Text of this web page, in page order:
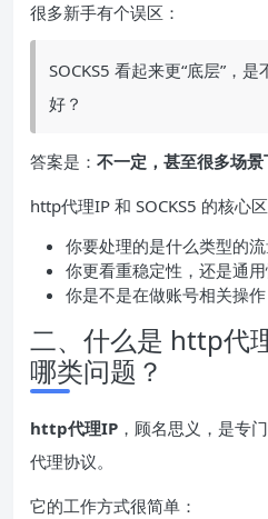
很多新手有个误区：
SOCKS5 看起来更“底层”，
好？
答案是： 不一定，甚至很多场景
http代理IP 和 SOCKS5 的核心
你要处理的是什么类型的
你更看重稳定性，还是通
你是不是在做账号相关操作
二、什么是 http代
哪类问题？
http代理IP ，顾名思义，是专
代理协议。
它的工作方式很简单：